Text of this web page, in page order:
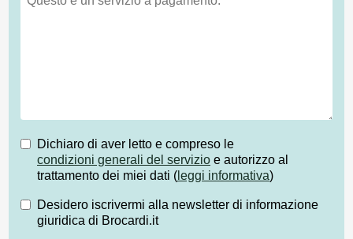
Dichiaro di aver letto e compreso le
condizioni generali del servizio e autorizzo al
trattamento dei miei dati ( leggi informativa)
Desidero iscrivermi alla newsletter di informazione
giuridica di Brocardi.it